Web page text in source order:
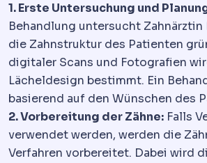
1. Erste Untersuchung und
Behandlung untersucht Zahnärztin
die Zahnstruktur des Patienten
digitaler Scans und Fotografien
Lächeldesign bestimmt. Ein
basierend auf den Wünschen des
2. Vorbereitung der Zähne: Falls
verwendet werden, werden die
Verfahren vorbereitet. Dabei wird